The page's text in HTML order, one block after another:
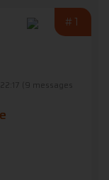
#1
(9 messages